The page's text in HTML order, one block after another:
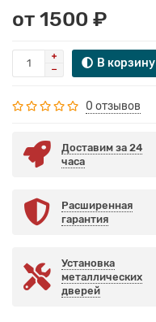
от 1500 ₽
В корзину
0 отзывов
Доставим за 24
часа
Расширенная
гарантия
Установка
металлических
дверей